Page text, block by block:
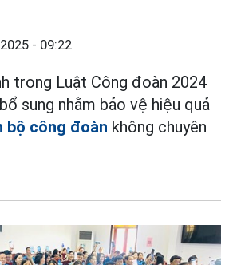
- 09:22
trong Luật Công đoàn 2024
sung nhằm bảo vệ hiệu quả
bộ công đoàn không chuyên